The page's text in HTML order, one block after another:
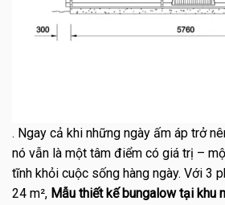
. Ngay cả khi những ngày ấm áp trở
nó vẫn là một tâm điểm có giá trị –
tĩnh khỏi cuộc sống hàng ngày. Với 3
24 m², Mẫu thiết kế bungalow tại khu